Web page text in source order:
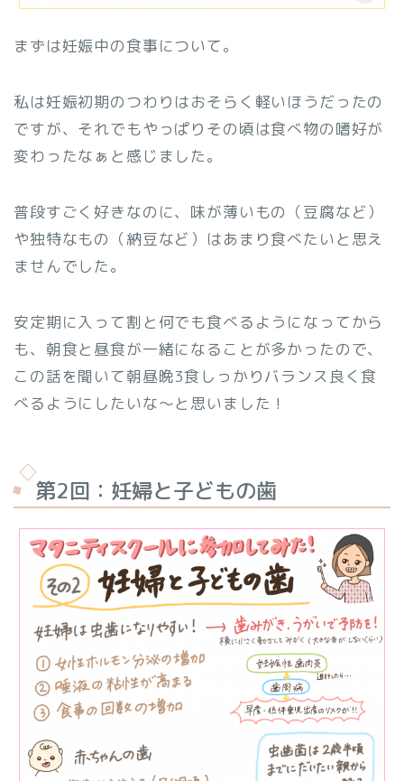
まずは妊娠中の食事について。
私は妊娠初期のつわりはおそらく軽いほうだったの
ですが、それでもやっぱりその頃は食べ物の嗜好が
変わったなぁと感じました。
普段すごく好きなのに、味が薄いもの（豆腐など）
や独特なもの（納豆など）はあまり食べたいと思え
ませんでした。
安定期に入って割と何でも食べるようになってから
も、朝食と昼食が一緒になることが多かったので、
この話を聞いて朝昼晩3食しっかりバランス良く食
べるようにしたいな〜と思いました！
第2回：妊婦と子どもの歯